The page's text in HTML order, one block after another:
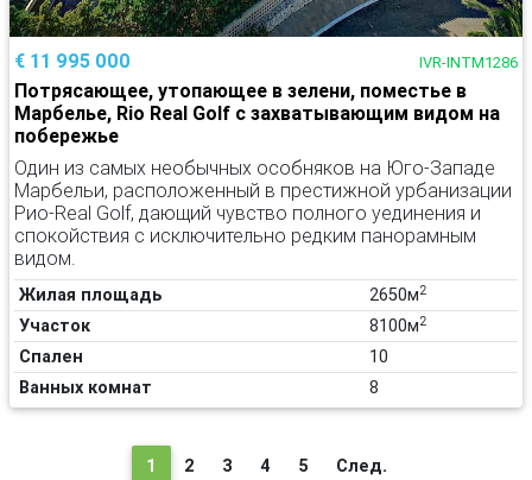
€ 11 995 000 IVR-INTM1286
Потрясающее, утопающее в зелени, поместье в
Марбелье, Rio Real Golf с захватывающим видом на
побережье
Один из самых необычных особняков на Юго-Западе
Марбельи, расположенный в престижной урбанизации
Рио-Real Golf, дающий чувство полного уединения и
спокойствия с исключительно редким панорамным
видом.
Жилая площадь 2650м2
Участок 8100м2
Спален
10
Ванных комнат
8
1 (текущая)
2 3 4 5 След.